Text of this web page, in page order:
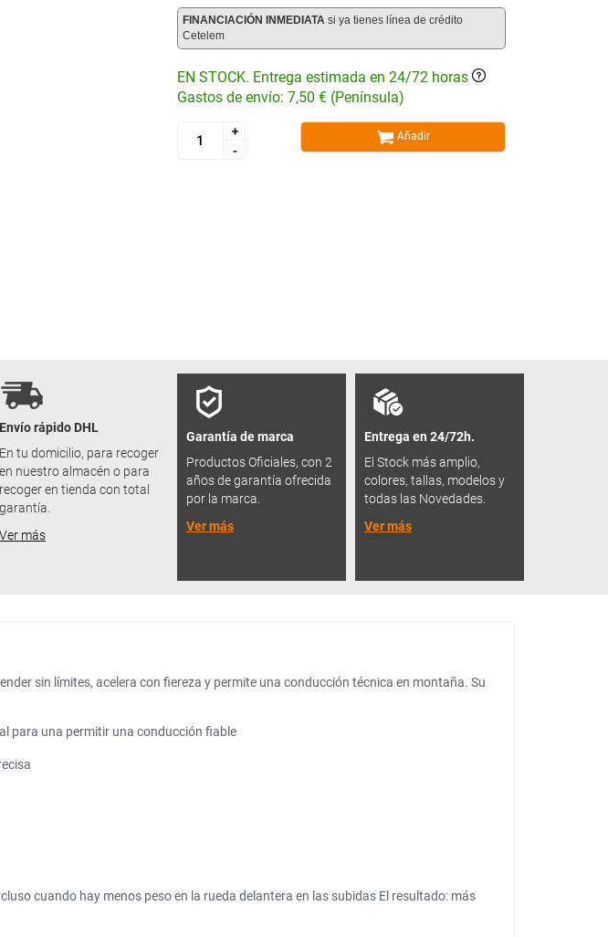
FINANCIACIÓN INMEDIATA si ya tienes línea de crédito
Cetelem
EN STOCK. Entrega estimada en 24/72 horas
Gastos de envío: 7,50 € (Península)
+
-
+
-
Añadir
Envío rápido DHL
En tu domicilio, para recoger
en nuestro almacén o para
recoger en tienda con total
garantía.
Ver más
Garantía de marca
Productos Oficiales, con 2
años de garantía ofrecida
por la marca.
Ver más
Entrega en 24/72h.
El Stock más amplio,
colores, tallas, modelos y
todas las Novedades.
Ver más
sin límites, acelera con fiereza y permite una conducción técnica en montaña. Su
para una permitir una conducción fiable
cuando hay menos peso en la rueda delantera en las subidas El resultado: más